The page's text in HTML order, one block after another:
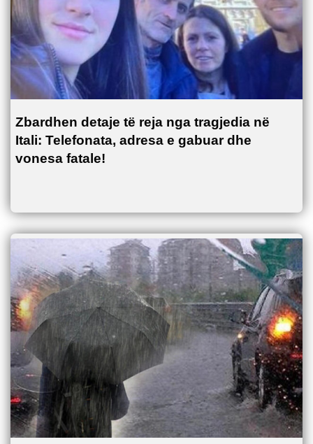
Zbardhen detaje të reja nga tragjedia në
Itali: Telefonata, adresa e gabuar dhe
vonesa fatale!